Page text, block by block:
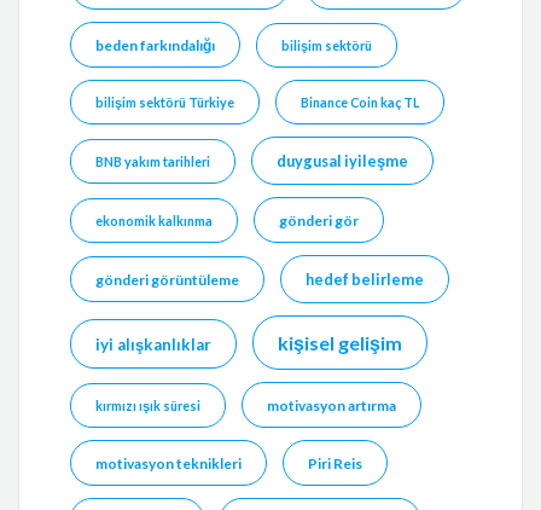
beden farkındalığı bilişim sektörü
bilişim sektörü Türkiye Binance Coin kaç TL
BNB yakım tarihleri duygusal iyileşme
ekonomik kalkınma gönderi gör
gönderi görüntüleme hedef belirleme
iyi alışkanlıklar kişisel gelişim
kırmızı ışık süresi motivasyon artırma
motivasyon teknikleri Piri Reis